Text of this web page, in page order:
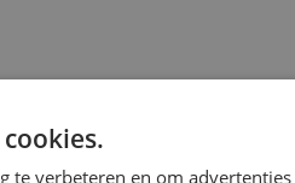
te verbeteren en om